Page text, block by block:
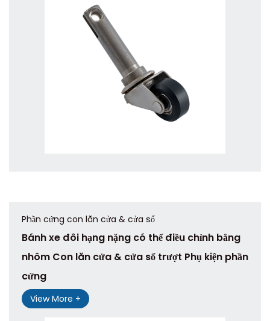
Phần cứng con lăn cửa & cửa sổ
Bánh xe đôi hạng nặng có thể điều chỉnh bằng
nhôm Con lăn cửa & cửa sổ trượt Phụ kiện phần
cứng
View More +